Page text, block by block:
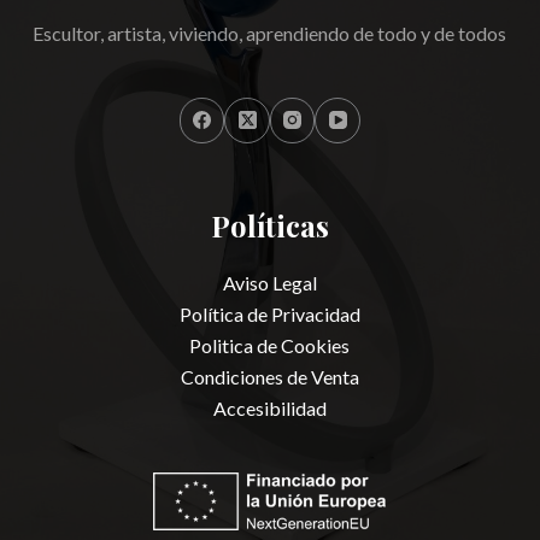
Escultor, artista, viviendo, aprendiendo de todo y de todos
Políticas
Aviso Legal
Política de Privacidad
Politica de Cookies
Condiciones de Venta
Accesibilidad